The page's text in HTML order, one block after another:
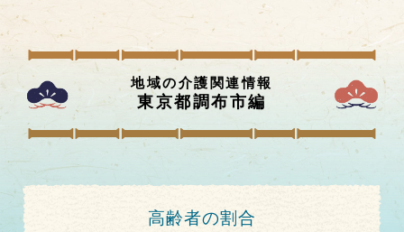
地域の介護関連情報
東京都調布市編
高齢者の割合